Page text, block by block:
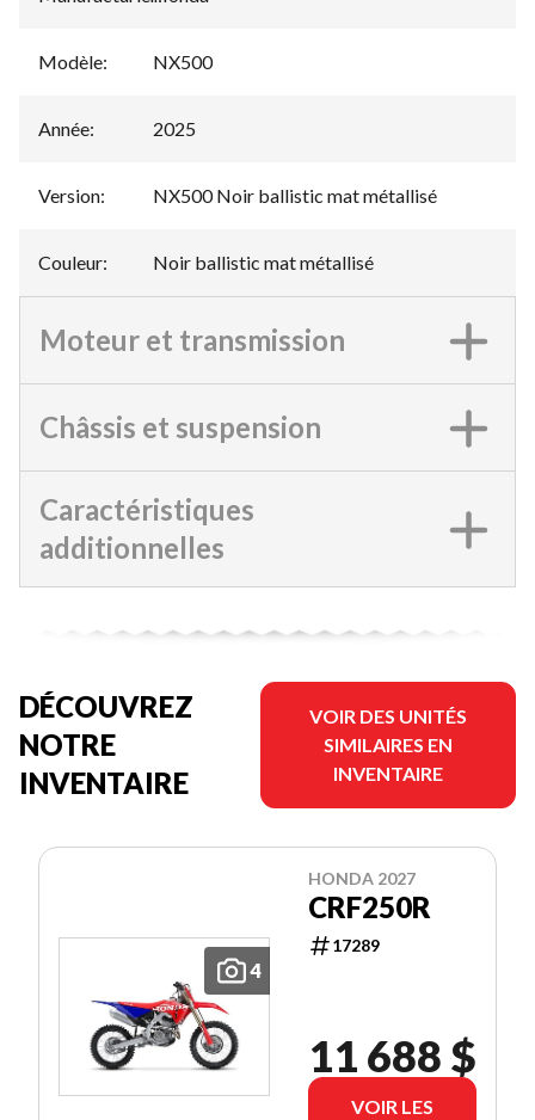
Modèle: NX500
Année: 2025
Version: NX500 Noir ballistic mat métallisé
Couleur: Noir ballistic mat métallisé
Moteur et transmission
Châssis et suspension
Caractéristiques
additionnelles
DÉCOUVREZ
NOTRE
INVENTAIRE
VOIR DES UNITÉS
SIMILAIRES EN
INVENTAIRE
4
HONDA 2027
CRF250R
17289
11 688 $
VOIR LES